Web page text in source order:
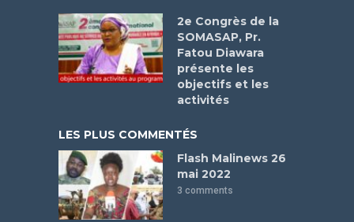
2e Congrès de la
SOMASAP, Pr.
Fatou Diawara
présente les
objectifs et les
activités
LES PLUS COMMENTÉS
Flash Malinews 26
mai 2022
3 comments